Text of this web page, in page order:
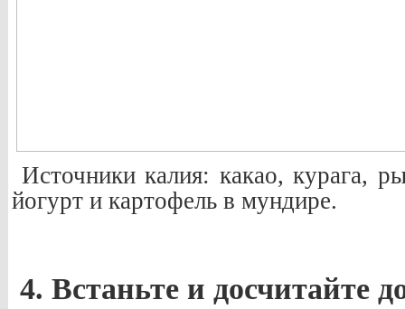
Источники калия: какао, курага,
йогурт и картофель в мундире.
4. Встаньте и досчитайте